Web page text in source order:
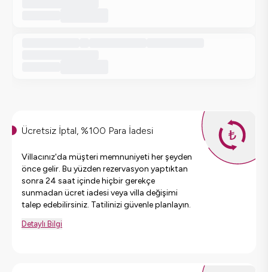
Ücretsiz İptal, %100 Para İadesi
Villacınız'da müşteri memnuniyeti her şeyden
önce gelir. Bu yüzden rezervasyon yaptıktan
sonra 24 saat içinde hiçbir gerekçe
sunmadan ücret iadesi veya villa değişimi
talep edebilirsiniz. Tatilinizi güvenle planlayın.
Detaylı Bilgi